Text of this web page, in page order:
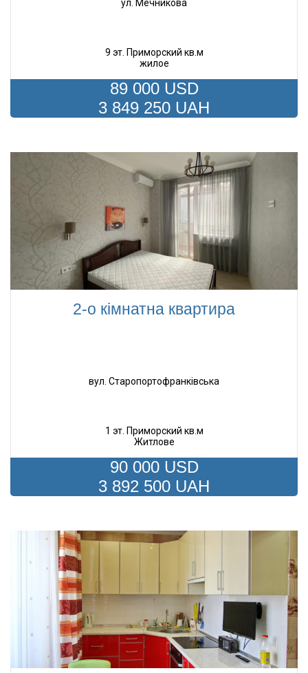
ул. Мечникова
9 эт. Приморский кв.м
жилое
89 000 USD
3 849 250 UAH
2-о кімнатна квартира
вул. Старопортофранківська
1 эт. Приморский кв.м
Житлове
90 000 USD
3 892 500 UAH